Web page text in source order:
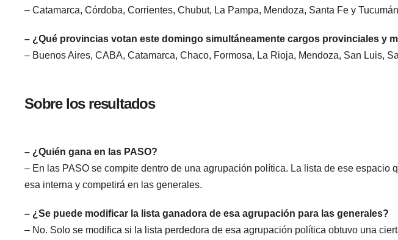
– Catamarca, Córdoba, Corrientes, Chubut, La Pampa, Mendoza, Santa Fe y
– ¿Qué provincias votan este domingo simultáneamente cargos provinciales y
– Buenos Aires, CABA, Catamarca, Chaco, Formosa, La Rioja, Mendoza, San Luis,
Sobre los resultados
– ¿Quién gana en las PASO?
– En las PASO se compite dentro de una agrupación política. La lista de ese espacio
esa interna y competirá en las generales.
– ¿Se puede modificar la lista ganadora de esa agrupación para las generales?
– No. Solo se modifica si la lista perdedora de esa agrupación política obtuvo una